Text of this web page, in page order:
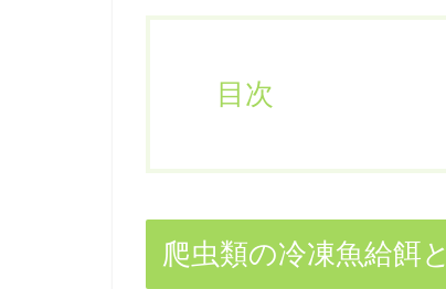
目次
爬虫類の冷凍魚給餌